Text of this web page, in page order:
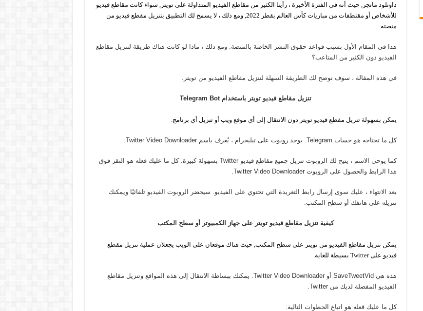
داونلود مانجر, حيث أنه في الفترة الأخيرة ، رأينا الكثير من مقاطع الفيديو المتداولة على تويتر, سواء كانت مقاطع فيديو
للأشخاص أو مقتطفات من مباريات كأس العالم بقطر 2022, ومع ذلك ، لا يسمح لك التطبيق بتنزيل مقطع فيديو من
منصته.
هذا في المقام الأول بسبب قواعد حقوق النشر الخاصة بالمنصة. ومع ذلك ، ماذا لو كانت هناك طريقة لتنزيل مقاطع
الفيديو دون الكثير من المتاعب؟
في هذه المقالة ، سوف نوضح لك الطريقة السهلة لتنزيل مقاطع الفيديو من تويتر.
تنزيل مقاطع فيديو تويتر باستخدامTelegram Bot
يمكن بسهولة تنزيل مقطع فيديو تويتر دون الانتقال إلى أي موقع ويب أو تنزيل أي برنامج.
كل ما تحتاجه هو حساب Telegram. يوجد روبوت على تيليجرام ، يُعرف باسم Twitter Video Downloader.
كما يوحي الاسم ، يتيح لك الروبوت تنزيل جميع مقاطع فيديو Twitter بسهولة كبيرة. كل ما عليك فعله هو النقر فوق
هذا الرابط والحصول على الروبوت Twitter Video Downloader.
بعد الانتهاء ، عليك سوى إرسال رابط التغريدة التي تحتوي على الفيديو. سيحضر الروبوت الفيديو تلقائيًا ويمكنك
تنزيله على هاتفك أو سطح المكتب.
كيفية تنزيل مقاطع فيديو تويتر على جهاز الكمبيوتر أو سطح المكتب
يمكن تنزيل مقاطع الفيديو من تويتر على سطح المكتب, حيث هناك موقعان على الويب يجعلان عملية تنزيل مقطع
فيديو على Twitter بسيطة للغاية.
هذه هي SaveTweetVid أو Twitter Video Downloader. يمكنك ببساطة الانتقال إلى هذه المواقع وتنزيل مقاطع
الفيديو المفضلة لديك من Twitter.
كل ما عليك فعله هو اتباع الخطوات التالية: